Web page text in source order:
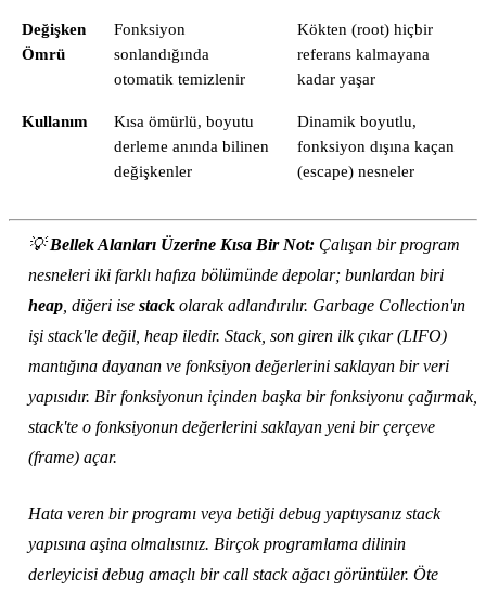
Değişken
Ömrü
Fonksiyon
sonlandığında
otomatik temizlenir
Kökten (root) hiçbir
referans kalmayana
kadar yaşar
Kullanım
Kısa ömürlü, boyutu
derleme anında bilinen
değişkenler
Dinamik boyutlu,
fonksiyon dışına kaçan
(escape) nesneler
💡Bellek Alanları Üzerine Kısa Bir Not: Çalışan bir program
nesneleri iki farklı hafıza bölümünde depolar; bunlardan biri
heap , diğeri ise stack olarak adlandırılır. Garbage Collection'ın
işi stack'le değil, heap iledir. Stack, son giren ilk çıkar (LIFO)
mantığına dayanan ve fonksiyon değerlerini saklayan bir veri
yapısıdır. Bir fonksiyonun içinden başka bir fonksiyonu çağırmak,
stack'te o fonksiyonun değerlerini saklayan yeni bir çerçeve
(frame) açar.
Hata veren bir programı veya betiği debug yaptıysanız stack
yapısına aşina olmalısınız. Birçok programlama dilinin
derleyicisi debug amaçlı bir call stack ağacı görüntüler. Öte